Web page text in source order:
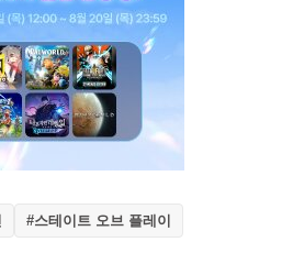
#스테이트 오브 플레이